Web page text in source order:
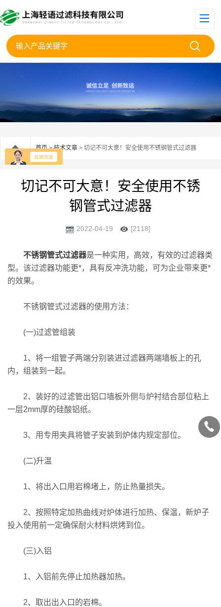
首页>技术文章 > 切记不可大意！安全使用不锈钢管式过滤器
切记不可大意！安全使用不锈
钢管式过滤器
2022-04-19 [2118]
不锈钢管式过滤器是一种实用，高效，有效的过滤器类
型。该过滤器功能更*，具有反冲洗功能，可为企业带来更*
的效果。
不锈钢管式过滤器的使用方法：
(一)过滤管组装
1、将一组管子两端分别装进过滤器两端墙板上的孔
内，组装到一起。
2、装好的过滤管出铝口墙板外侧与炉衬结合部位粘上
一层2mm厚的硅酸铝纸。
3、用专用夹具将管子安装到炉体内规定部位。
(二)升温
1、将出入口用岩棉堵上，防止热量损失。
2、按照特定加热曲线对炉体进行加热、保温，新炉子
投入使用前一定确保耐火材料烘烤到位。
(三)入铝
1、入铝前先停止加热器加热。
2、取出出入口的岩棉。